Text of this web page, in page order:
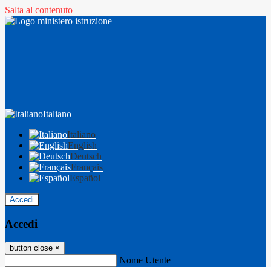
Salta al contenuto
Italiano
Italiano
English
Deutsch
Français
Español
Accedi
Accedi
button close ×
Nome Utente